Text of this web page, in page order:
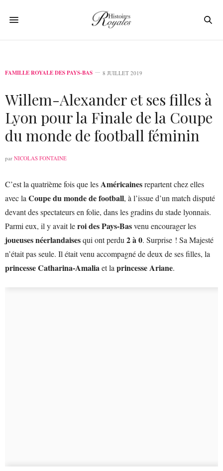
FAMILLE ROYALE DES PAYS-BAS 8 JUILLET 2019
Willem-Alexander et ses filles à
Lyon pour la Finale de la Coupe
du monde de football féminin
par NICOLAS FONTAINE
C’est la quatrième fois que lesAméricainesrepartent chez elles
avec la Coupe du monde de football, à l’issue d’un match disputé
devant des spectateurs en folie, dans les gradins du stade lyonnais.
Parmi eux, il y avait leroi des Pays-Basvenu encourager les
joueuses néerlandaisesqui ont perdu 2 à 0. Surprise ! Sa Majesté
n’était pas seule. Il était venu accompagné de deux de ses filles, la
princesse Catharina-Amaliaet la princesse Ariane.